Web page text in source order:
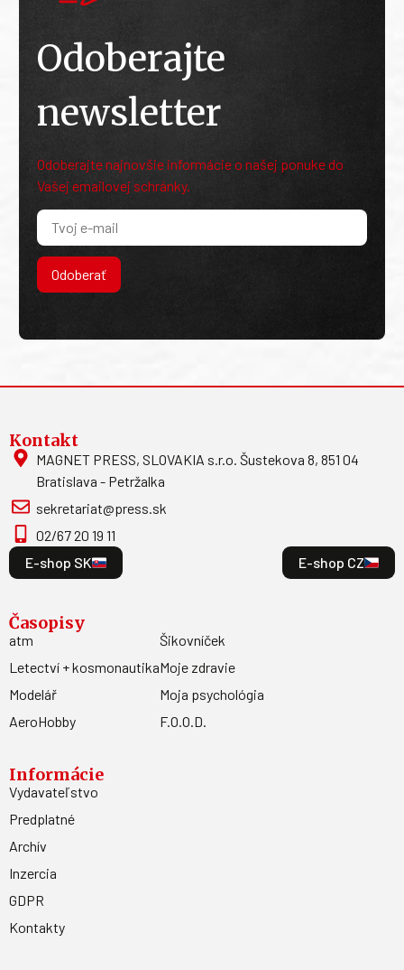
Odoberajte
newsletter
Odoberajte najnovšie informácie o našej ponuke do
Vašej emailovej schránky.
Odoberať
Kontakt
MAGNET PRESS, SLOVAKIA s.r.o. Šustekova 8, 851 04
Bratislava - Petržalka
sekretariat@press.sk
02/67 20 19 11
E-shop SK
E-shop CZ
Časopisy
atm
Letectví + kosmonautika
Modelář
AeroHobby
Šikovníček
Moje zdravie
Moja psychológia
F.O.O.D.
Informácie
Vydavateľstvo
Predplatné
Archív
Inzercia
GDPR
Kontakty